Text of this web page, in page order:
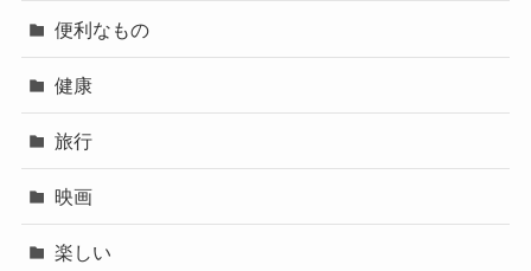
便利なもの
健康
旅行
映画
楽しい